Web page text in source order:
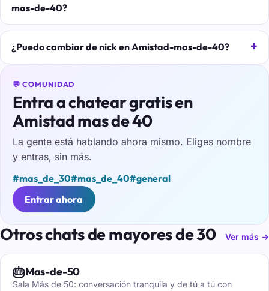
mas-de-40?
¿Puedo cambiar de nick en Amistad-mas-de-40?
💬 COMUNIDAD
Entra a chatear gratis en
Amistad mas de 40
La gente está hablando ahora mismo. Eliges nombre
y entras, sin más.
#mas_de_30#mas_de_40#general
Entrar ahora
Otros chats de mayores de 30 Ver más →
🎂Mas-de-50
Sala Más de 50: conversación tranquila y de tú a tú con